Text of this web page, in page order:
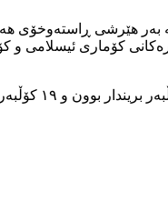
کۆماری ئیسلامی و
بەپێی راپۆرتی